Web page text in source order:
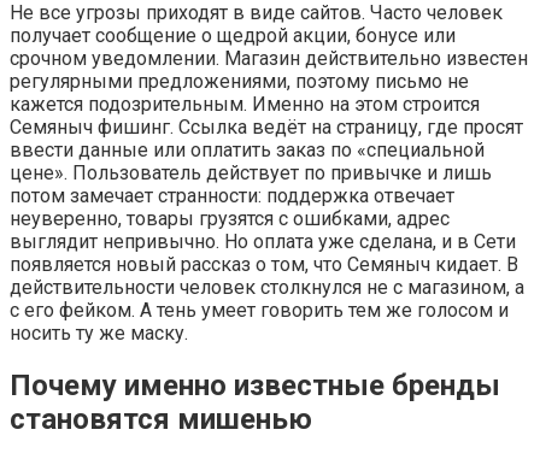
Не все угрозы приходят в виде сайтов. Часто человек
получает сообщение о щедрой акции, бонусе или
срочном уведомлении. Магазин действительно известен
регулярными предложениями, поэтому письмо не
кажется подозрительным. Именно на этом строится
Семяныч фишинг. Ссылка ведёт на страницу, где просят
ввести данные или оплатить заказ по «специальной
цене». Пользователь действует по привычке и лишь
потом замечает странности: поддержка отвечает
неуверенно, товары грузятся с ошибками, адрес
выглядит непривычно. Но оплата уже сделана, и в Сети
появляется новый рассказ о том, что Семяныч кидает. В
действительности человек столкнулся не с магазином, а
с его фейком. А тень умеет говорить тем же голосом и
носить ту же маску.
Почему именно известные бренды
становятся мишенью